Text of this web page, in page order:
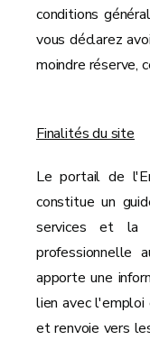
conditions
vous déclarez
moindre réserve,
Finalités du site
Le portail de
constitue un
services et la
professionnelle
apporte une
lien avec
et renvoie vers